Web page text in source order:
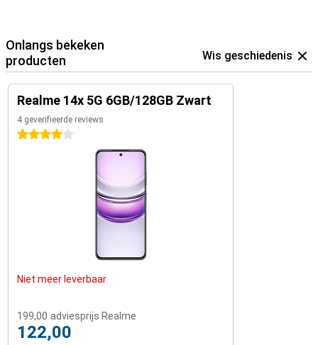
Onlangs bekeken
producten
Wis geschiedenis
Realme 14x 5G 6GB/128GB Zwart
4 geverifieerde reviews
4 sterren
Niet meer leverbaar
199,00 adviesprijs Realme
122,00